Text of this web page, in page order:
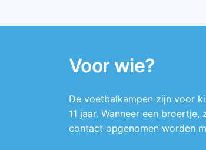
Voor wie?
De voetbalkampen zijn voor
11 jaar. Wanneer een
contact opgenomen worden